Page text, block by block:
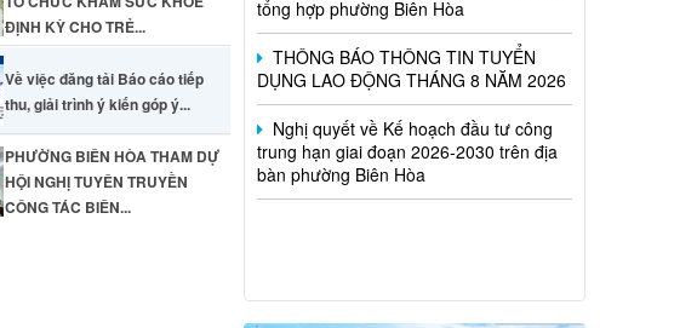
ĐỊNH KỲ CHO TRẺ...
Về việc đăng tải Báo cáo tiếp
thu, giải trình ý kiến góp ý...
PHƯỜNG BIÊN HÒA THAM DỰ
HỘI NGHỊ TUYÊN TRUYỀN
CÔNG TÁC BIÊN...
DỤNG LAO ĐỘNG THÁNG 8 NĂM 2026
Nghị quyết về Kế hoạch đầu tư công
trung hạn giai đoạn 2026-2030 trên địa
bàn phường Biên Hòa